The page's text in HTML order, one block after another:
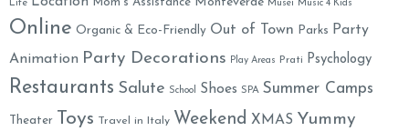
Life Musei Music 4 Kids
Online Organic & Eco-Friendly Out of Town Parks
Party
Animation Party Decorations Play Areas Prati Psychology
Restaurants Salute School Shoes SPA Summer Camps
Theater Toys Travel in Italy Weekend XMAS Yummy